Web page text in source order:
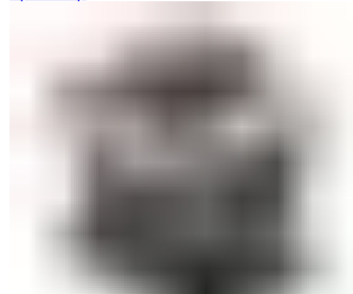
Переключатели
Кнопочные посты